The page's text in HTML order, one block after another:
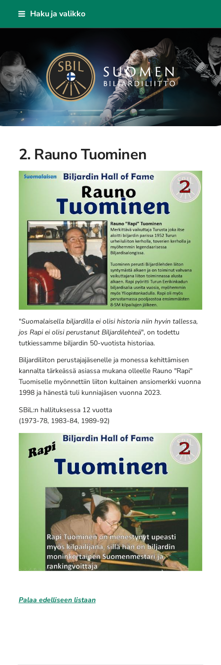
Siirry
Haku ja valikko
Suomen Biljardiliitto ry
2. Rauno Tuominen
"Suomalaisella biljardilla ei olisi historia niin hyvin tallessa,
jos Rapi ei olisi perustanut Biljardilehteä", on todettu
tutkiessamme biljardin 50-vuotista historiaa.
Biljardiliiton perustajajäsenelle ja monessa kehittämisen
kannalta tärkeässä asiassa mukana olleelle Rauno "Rapi"
Tuomiselle myönnettiin liiton kultainen ansiomerkki vuonna
1998 ja hänestä tuli kunniajäsen vuonna 2023.
SBiL:n hallituksessa 12 vuotta
(1973-78, 1983-84, 1989-92)
Palaa edelliseen listaan